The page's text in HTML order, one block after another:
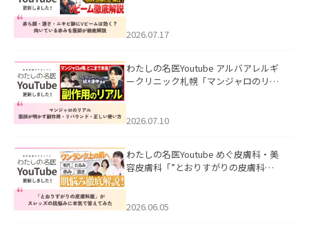
した。
2026.07.17
わたしの名医Youtube アルバアレルギ
ークリニック札幌「マンジャロのリア
た。
2026.07.10
わたしの名医Youtube めぐ皮膚科・美
容皮膚科「”とおりすがりの皮膚科
2026.06.05